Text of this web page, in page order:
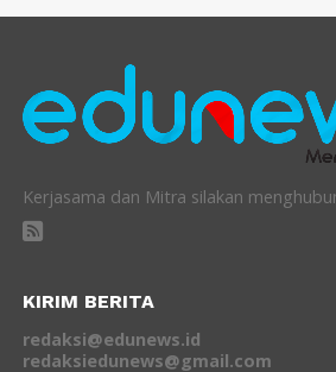
Kerjasama dan Mitra silakan
KIRIM BERITA
redaksi@edunews.id
redaksiedunews@gmail.com